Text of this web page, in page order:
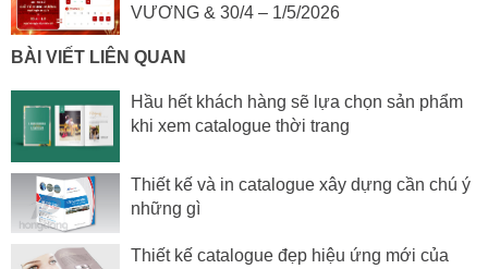
VƯƠNG & 30/4 – 1/5/2026
BÀI VIẾT LIÊN QUAN
Hầu hết khách hàng sẽ lựa chọn sản phẩm
khi xem catalogue thời trang
Thiết kế và in catalogue xây dựng cần chú ý
những gì
Thiết kế catalogue đẹp hiệu ứng mới của